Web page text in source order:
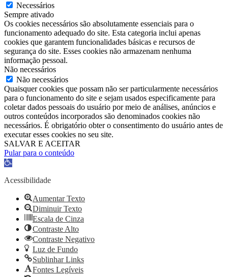
Necessários
Sempre ativado
Os cookies necessários são absolutamente essenciais para o
funcionamento adequado do site. Esta categoria inclui apenas
cookies que garantem funcionalidades básicas e recursos de
segurança do site. Esses cookies não armazenam nenhuma
informação pessoal.
Não necessários
Não necessários
Quaisquer cookies que possam não ser particularmente necessários
para o funcionamento do site e sejam usados ​​especificamente para
coletar dados pessoais do usuário por meio de análises, anúncios e
outros conteúdos incorporados são denominados cookies não
necessários. É obrigatório obter o consentimento do usuário antes de
executar esses cookies no seu site.
SALVAR E ACEITAR
Pular para o conteúdo
Barra
Ferramentas
Acessibilidade
Aumentar Texto
Diminuir Texto
Escala de Cinza
Contraste Alto
Contraste Negativo
Luz de Fundo
Sublinhar Links
Fontes Legíveis